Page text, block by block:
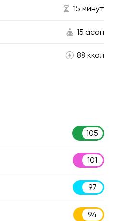
15 минут
15 асан
88 ккал
105
101
97
94